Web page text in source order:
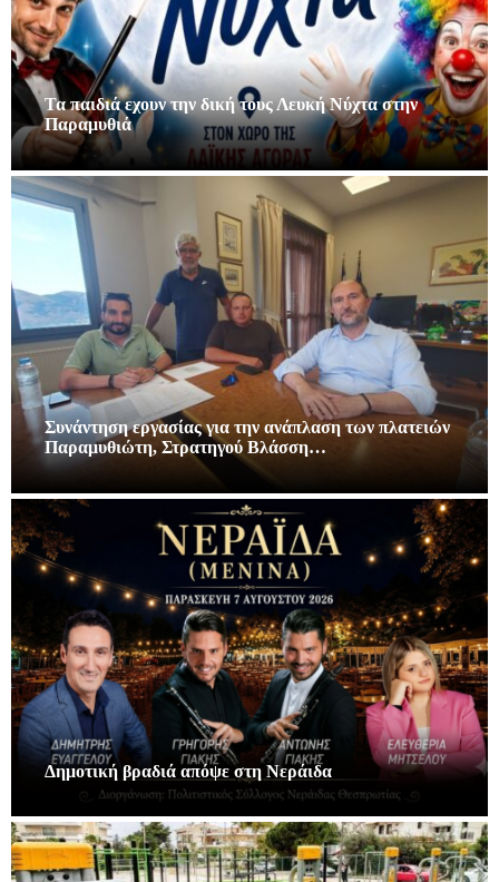
Τα παιδιά εχουν την δική τους Λευκή Νύχτα στην
Παραμυθιά
Συνάντηση εργασίας για την ανάπλαση των πλατειών
Παραμυθιώτη, Στρατηγού Βλάσση…
Δημοτική βραδιά απόψε στη Νεράιδα